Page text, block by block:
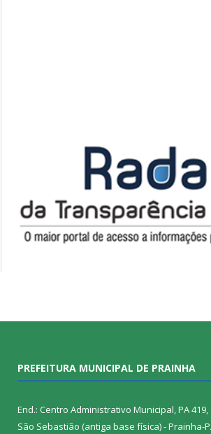
PREFEITURA MUNICIPAL DE PRAINHA
End.: Centro Administrativo Municipal, PA 419,
São Sebastião (antiga base física) - Prainha-